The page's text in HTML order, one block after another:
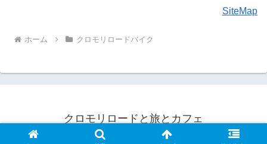
SiteMap
ホーム クロモリロードバイク
クロモリロードと旅とカフェ
© 2016 クロモリロードと旅とカフェ.